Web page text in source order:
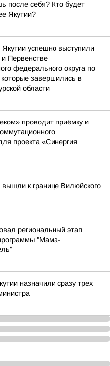
после себя? Кто будет
Якутии?
успешно выступили
Первенстве
федерального округа по
которые завершились в
области
проводит приёмку и
проекта «Синергия
к границе Вилюйского
региональный этап
"Мама-
назначили сразу трех